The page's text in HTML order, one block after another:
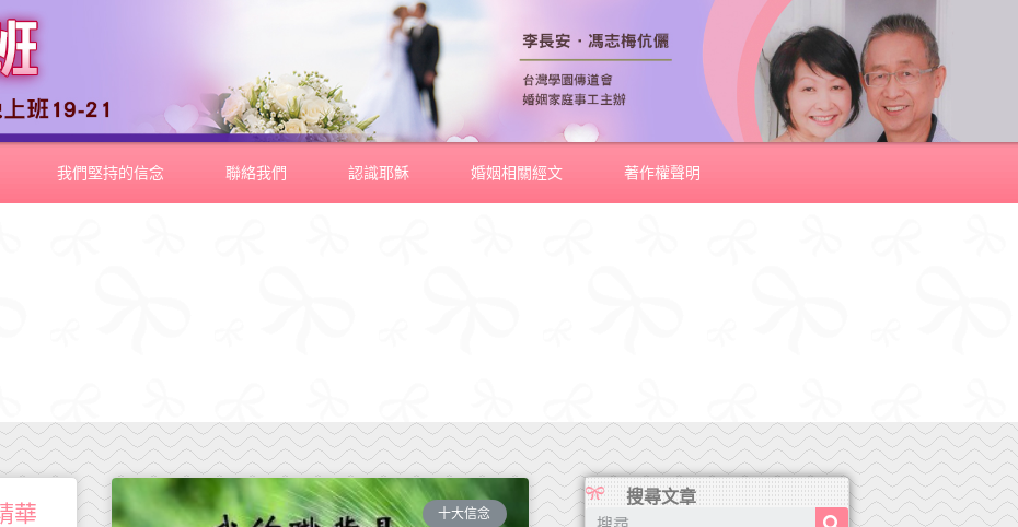
我們堅持的信念 聯絡我們 認識耶穌 婚姻相關經文 著作權聲明
華
十大信念
搜尋文章